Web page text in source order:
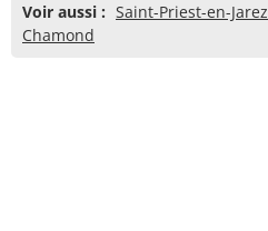
Voir aussi : Saint-Priest-en-Jarez
Chamond